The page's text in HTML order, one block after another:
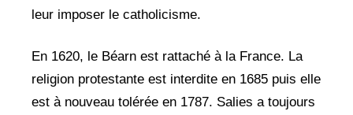
leur imposer le catholicisme.
En 1620, le Béarn est rattaché à la France. La
religion protestante est interdite en 1685 puis elle
est à nouveau tolérée en 1787. Salies a toujours